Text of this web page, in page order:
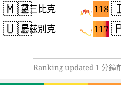
🇲🇿 118
莫三比克
🇺🇿 117
烏茲別克
Ranking updated 1 分鐘